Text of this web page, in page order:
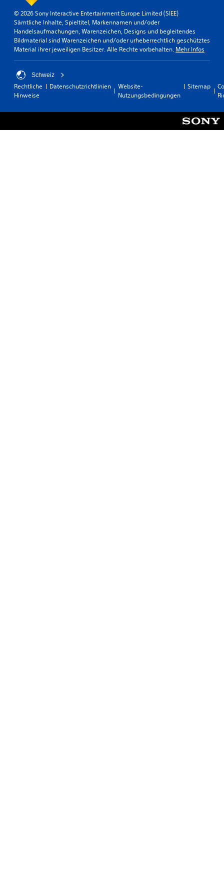
© 2026 Sony Interactive Entertainment Europe Limited (SIEE)
Sämtliche Inhalte, Spieltitel, Markennamen und/oder
Handelsaufmachungen, Warenzeichen, Designs und begleitendes
Bildmaterial sind Warenzeichen und/oder urheberrechtlich geschütztes
Material ihrer jeweiligen Besitzer. Alle Rechte vorbehalten. Mehr Infos
Schweiz
Rechtliche
Hinweise
Datenschutzrichtlinien
Website-
Nutzungsbedingungen
Sitemap